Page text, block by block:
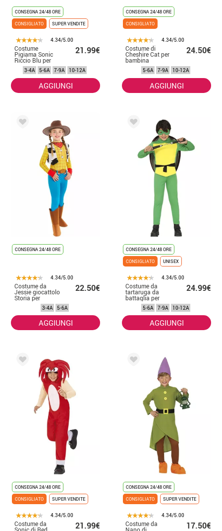
CONSEGNA 24/48 ORE
CONSIGLIATO
SUPER VENDITE
4.34/5.00
Costume
Pigiama Sonic
Riccio Blu per
Bambino
21.99€
3-4A 5-6A 7-9A 10-12A
AGGIUNGI
CONSEGNA 24/48 ORE
CONSIGLIATO
4.34/5.00
Costume di
Cheshire Cat per
bambina
24.50€
5-6A 7-9A 10-12A
AGGIUNGI
CONSEGNA 24/48 ORE
4.34/5.00
Costume da
Jessie giocattolo
Storia per
ragazza
22.50€
3-4A 5-6A
AGGIUNGI
CONSEGNA 24/48 ORE
CONSIGLIATO
UNISEX
4.34/5.00
Costume da
tartaruga da
battaglia per
bambini con
24.99€
5-6A 7-9A 10-12A
AGGIUNGI
CONSEGNA 24/48 ORE
CONSIGLIATO
SUPER VENDITE
4.34/5.00
Costume da
Sonic di Red 21.99€
CONSEGNA 24/48 ORE
CONSIGLIATO
SUPER VENDITE
4.34/5.00
Costume da
Nano di 17.50€